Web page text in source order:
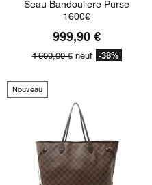
Seau Bandouliere Purse
1600€
999,90 €
1 600,00 €neuf -38%
Nouveau